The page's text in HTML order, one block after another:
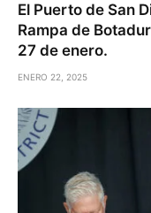
El Puerto de San
Rampa de
27 de enero.
ENERO 22, 2025